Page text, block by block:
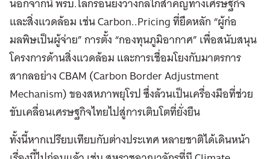
และสิ่งแวดล้อม เช่น Carbon..Pricing ที่ยึดหลัก “ผู้ก่อ
มลพิษเป็นผู้จ่าย” การตั้ง “กองทุนภูมิอากาศ” เพื่อสนับสนุน
โครงการด้านสิ่งแวดล้อม และการเชื่อมโยงกับมาตรการ
สากลอย่าง CBAM (Carbon Border Adjustment
Mechanism) ของสหภาพยุโรป ซึ่งล้วนเป็นเครื่องมือที่ช่วย
ขับเคลื่อนเศรษฐกิจไทยไปสู่การเติบโตที่ยั่งยืน
ทั้งนี้หากเปรียบเทียบกับต่างประเทศ หลายชาติได้เดินหน้า